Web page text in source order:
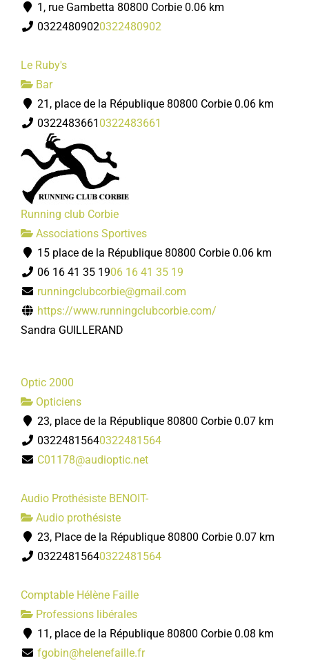
1, rue Gambetta 80800 Corbie 0.06 km
03224809020322480902
Le Ruby's
Bar
21, place de la République 80800 Corbie 0.06 km
0322483661 0322483661
Running club Corbie
Associations Sportives
15 place de la République 80800 Corbie 0.06 km
06 16 41 35 1906 16 41 35 19
runningclubcorbie@gmail.com
https://www.runningclubcorbie.com/
Sandra GUILLERAND
Optic 2000
Opticiens
23, place de la République 80800 Corbie 0.07 km
03224815640322481564
C01178@audioptic.net
Audio Prothésiste BENOIT-
Audio prothésiste
23, Place de la République 80800 Corbie 0.07 km
03224815640322481564
Comptable Hélène Faille
Professions libérales
11, place de la République 80800 Corbie 0.08 km
fgobin@helenefaille.fr